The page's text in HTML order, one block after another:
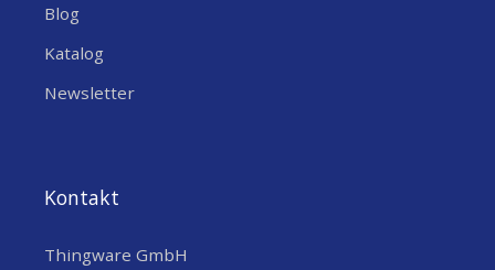
Blog
Katalog
Newsletter
Kontakt
Thingware GmbH